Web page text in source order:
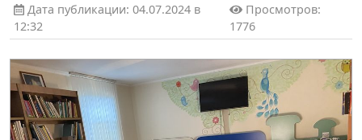
Дата публикации: 04.07.2024 в
12:32
Просмотров:
1776